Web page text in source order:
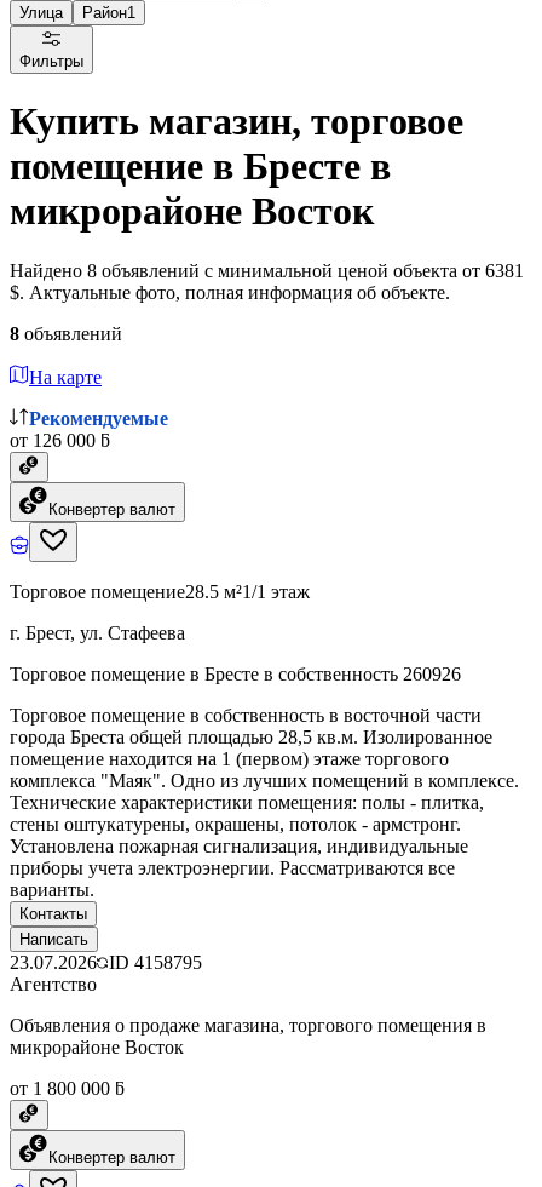
Улица Район1
Фильтры
Купить магазин, торговое
помещение в Бресте в
микрорайоне Восток
Найдено 8 объявлений с минимальной ценой объекта от 6381
$. Актуальные фото, полная информация об объекте.
8 объявлений
На карте
Рекомендуемые
от 126 000 ƃ
Конвертер валют
Торговое помещение28.5 м²1/1 этаж
г. Брест, ул. Стафеева
Торговое помещение в Бресте в собственность 260926
Торговое помещение в собственность в восточной части
города Бреста общей площадью 28,5 кв.м. Изолированное
помещение находится на 1 (первом) этаже торгового
комплекса "Маяк". Одно из лучших помещений в комплексе.
Технические характеристики помещения: полы - плитка,
стены оштукатурены, окрашены, потолок - армстронг.
Установлена пожарная сигнализация, индивидуальные
приборы учета электроэнергии. Рассматриваются все
варианты.
Контакты
Написать
23.07.2026 ID 4158795
Агентство
Объявления о продаже магазина, торгового помещения в
микрорайоне Восток
от 1 800 000 ƃ
Конвертер валют